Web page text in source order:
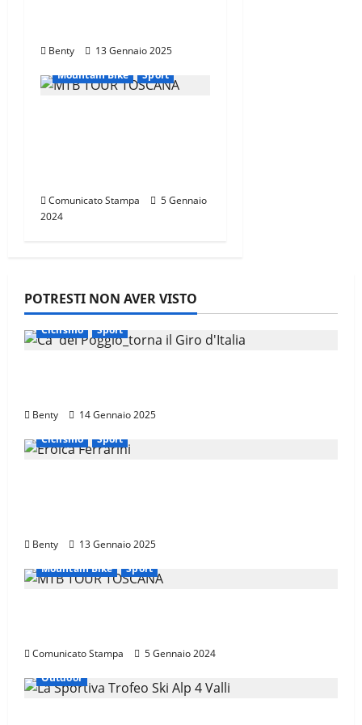
c
o
Benty
13 Gennaio 2025
Mountain Bike
Sport
Comunicato Stampa
5 Gennaio
2024
POTRESTI NON AVER VISTO
Ciclismo Sport
Benty
14 Gennaio 2025
Ciclismo
Sport
Benty
13 Gennaio 2025
Mountain Bike
Sport
Comunicato Stampa
5 Gennaio 2024
Outdoor